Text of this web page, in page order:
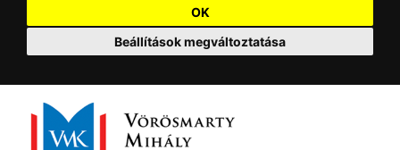
OK
Beállítások megváltoztatása